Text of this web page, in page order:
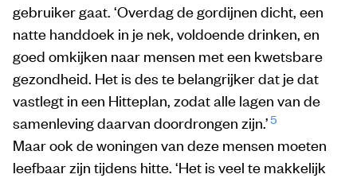
gebruiker gaat. ‘Overdag de gordijnen dicht, een
natte handdoek in je nek, voldoende drinken, en
goed omkijken naar mensen met een kwetsbare
gezondheid. Het is des te belangrijker dat je dat
vastlegt in een Hitteplan, zodat alle lagen van de
samenleving daarvan doordrongen zijn.’5
Maar ook de woningen van deze mensen moeten
leefbaar zijn tijdens hitte. ‘Het is veel te makkelijk